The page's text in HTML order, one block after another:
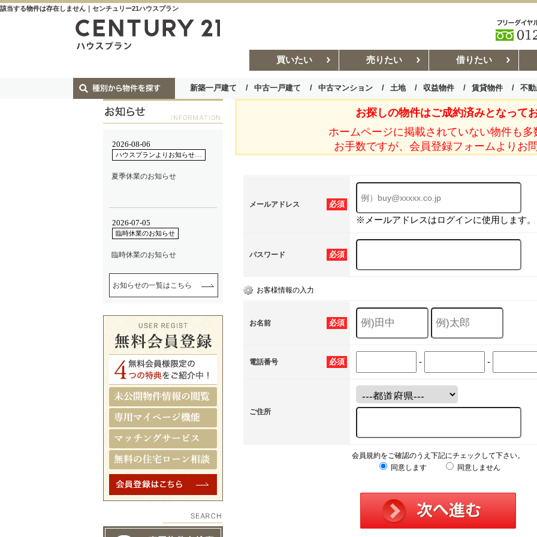
該当する物件は存在しません｜センチュリー21ハウスプラン
買いたい 売りたい 借りたい
新築一戸建て 中古一戸建て 中古マンション 土地 収益物件 賃貸物件 不
お部屋探しコラム 賃貸管理コ
お探しの物件はご成約済みとなってお
ホームページに掲載されていない物件も多
お手数ですが、会員登録フォームよりお
必須
メールアドレス
※メールアドレスはログインに使用します。
必須
パスワード
お客様情報の入力
必須
お名前
必須
電話番号 - -
ご住所
会員規約をご確認のうえ下記にチェックして下さい。
同意します
同意しません
お知らせの一覧はこちら